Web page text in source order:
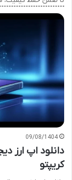
09/08/1404
دانلود اپ ارز
کریپتو